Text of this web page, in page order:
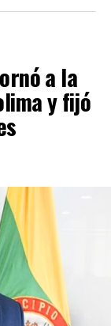
a la
y fijó